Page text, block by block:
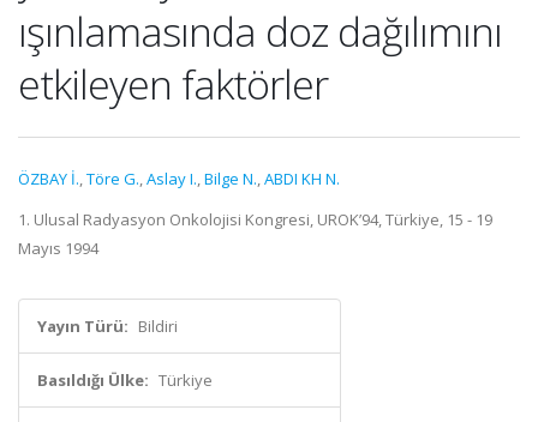
ışınlamasında doz dağılımını
etkileyen faktörler
ÖZBAY İ.,Töre G.,Aslay I.,Bilge N.,ABDI KH N.
1. Ulusal Radyasyon Onkolojisi Kongresi, UROK’94, Türkiye, 15 - 19
Mayıs 1994
Yayın Türü: Bildiri
Basıldığı Ülke: Türkiye